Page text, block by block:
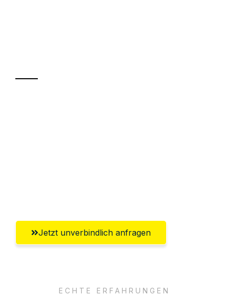
Jetzt unverbindlich anfragen
ECHTE ERFAHRUNGEN